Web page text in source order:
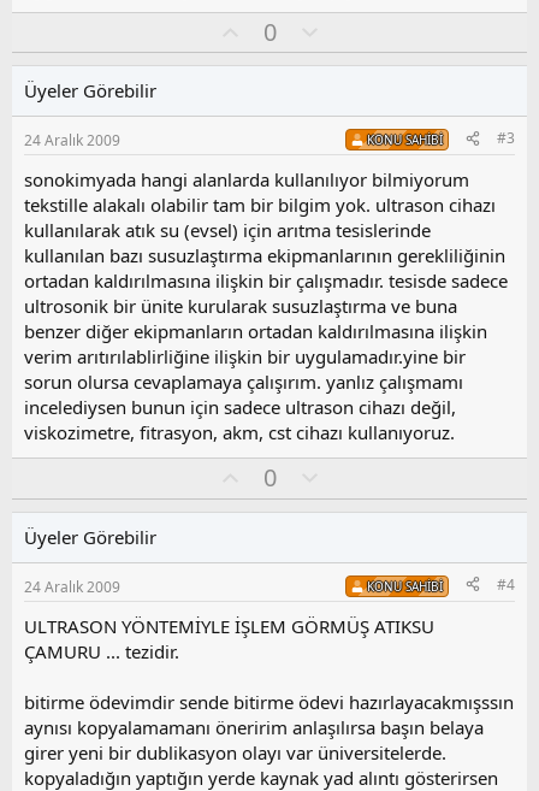
y
0
l
s
u
z
o
y
l
a
Üyeler Görebilir
24 Aralık 2009 KONU SAHIBI #3
sonokimyada hangi alanlarda kullanılıyor bilmiyorum
tekstille alakalı olabilir tam bir bilgim yok. ultrason cihazı
kullanılarak atık su (evsel) için arıtma tesislerinde
kullanılan bazı susuzlaştırma ekipmanlarının gerekliliğinin
ortadan kaldırılmasına ilişkin bir çalışmadır. tesisde sadece
ultrosonik bir ünite kurularak susuzlaştırma ve buna
benzer diğer ekipmanların ortadan kaldırılmasına ilişkin
verim arıtırılablirliğine ilişkin bir uygulamadır.yine bir
sorun olursa cevaplamaya çalışırım. yanlız çalışmamı
incelediysen bunun için sadece ultrason cihazı değil,
viskozimetre, fitrasyon, akm, cst cihazı kullanıyoruz.
y
0
l
s
u
z
l
a
Üyeler Görebilir
24 Aralık 2009 KONU SAHIBI #4
ULTRASON YÖNTEMİYLE İŞLEM GÖRMÜŞ ATIKSU
ÇAMURU ... tezidir.
bitirme ödevimdir sende bitirme ödevi hazırlayacakmışssın
aynısı kopyalamamanı öneririm anlaşılırsa başın belaya
girer yeni bir dublikasyon olayı var üniversitelerde.
kopyaladığın yaptığın yerde kaynak yad alıntı gösterirsen